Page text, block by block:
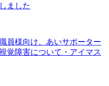
ました
員様向け、あいサポーター
覚障害について・アイマス